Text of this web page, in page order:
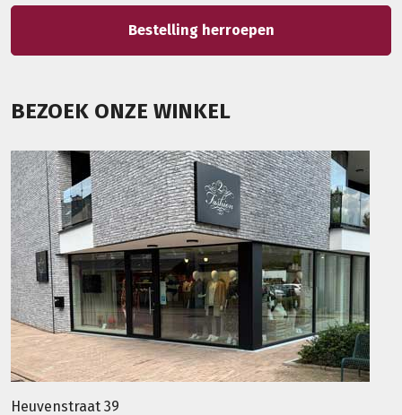
Bestelling herroepen
BEZOEK ONZE WINKEL
Heuvenstraat 39